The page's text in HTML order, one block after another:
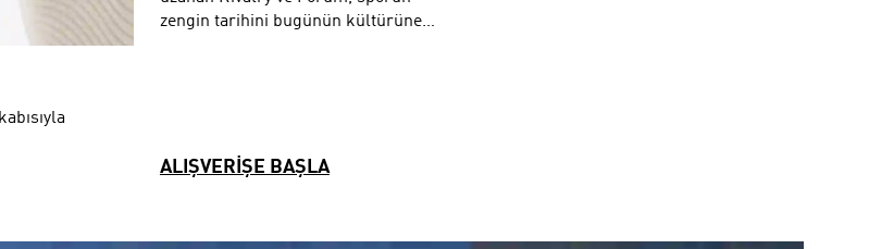
zengin tarihini bugünün kültürüne
ALIŞVERİŞE BAŞLA